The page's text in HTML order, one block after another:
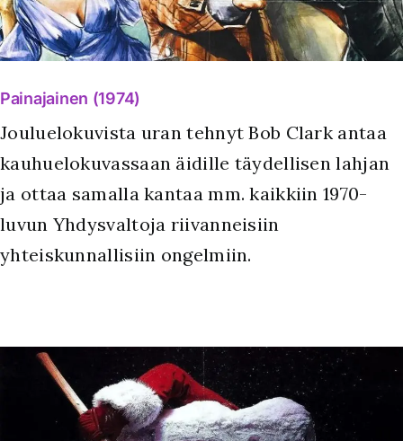
Painajainen (1974)
Jouluelokuvista uran tehnyt Bob Clark antaa
kauhuelokuvassaan äidille täydellisen lahjan
ja ottaa samalla kantaa mm. kaikkiin 1970-
luvun Yhdysvaltoja riivanneisiin
yhteiskunnallisiin ongelmiin.